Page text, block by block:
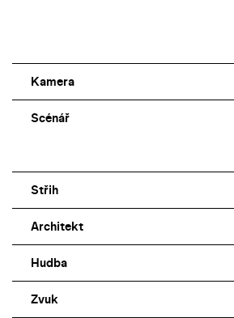
Kamera
Scénář
Střih
Architekt
Hudba
Zvuk